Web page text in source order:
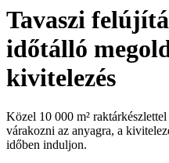
Tavaszi
időtálló
kivitelezés
Közel 10 000 m²
várakozni az anyagra, a
időben induljon.